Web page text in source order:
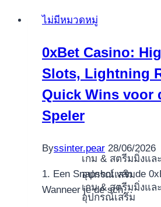
เกม & สตรีมมิ่งและ
อุปกรณ์เสริม
เกม & สตรีมมิ่งและ
อุปกรณ์เสริม
Alice
no
deposit
Harbors,
Real
slot
100
percent
ไม่มีหมวดหมู่
0xBet Casino:
Slots, Lightning
Quick Wins voor
Speler
Byssinter.pear 28/06/2026
1. Een Snapshot van de
Wanneer je de sch…